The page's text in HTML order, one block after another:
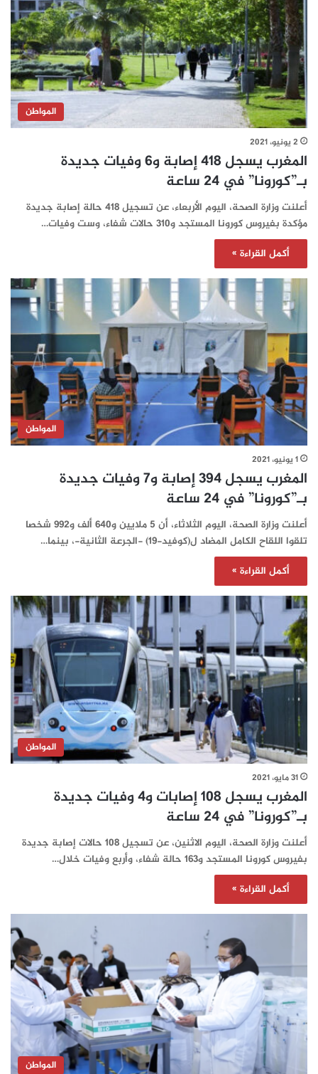
المواطن
2 يونيو، 2021
المغرب يسجل 418 إصابة و6 وفيات جديدة
بـ”كورونا” في 24 ساعة‎‎‎‎‎‎‎‎‎‎‎
أعلنت وزارة الصحة، اليوم الأربعاء، عن تسجيل 418 حالة إصابة جديدة
مؤكدة بفيروس كورونا المستجد و310 حالات شفاء، وست وفيات…
أكمل القراءة »
المواطن
1 يونيو، 2021
المغرب يسجل 394 إصابة و7 وفيات جديدة
بـ”كورونا” في 24 ساعة‎‎‎‎‎‎‎‎‎‎
أعلنت وزارة الصحة، اليوم الثلاثاء، أن 5 ملايين و640 ألف و992 شخصا
تلقوا اللقاح الكامل المضاد ل(كوفيد-19) -الجرعة الثانية-، بينما…
أكمل القراءة »
المواطن
31 مايو، 2021
المغرب يسجل 108 إصابات و4 وفيات جديدة
بـ”كورونا” في 24 ساعة‎‎‎‎‎‎‎‎‎
أعلنت وزارة الصحة، اليوم الاثنين، عن تسجيل 108 حالات إصابة جديدة
بفيروس كورونا المستجد و163 حالة شفاء، وأربع وفيات خلال…
أكمل القراءة »
المواطن